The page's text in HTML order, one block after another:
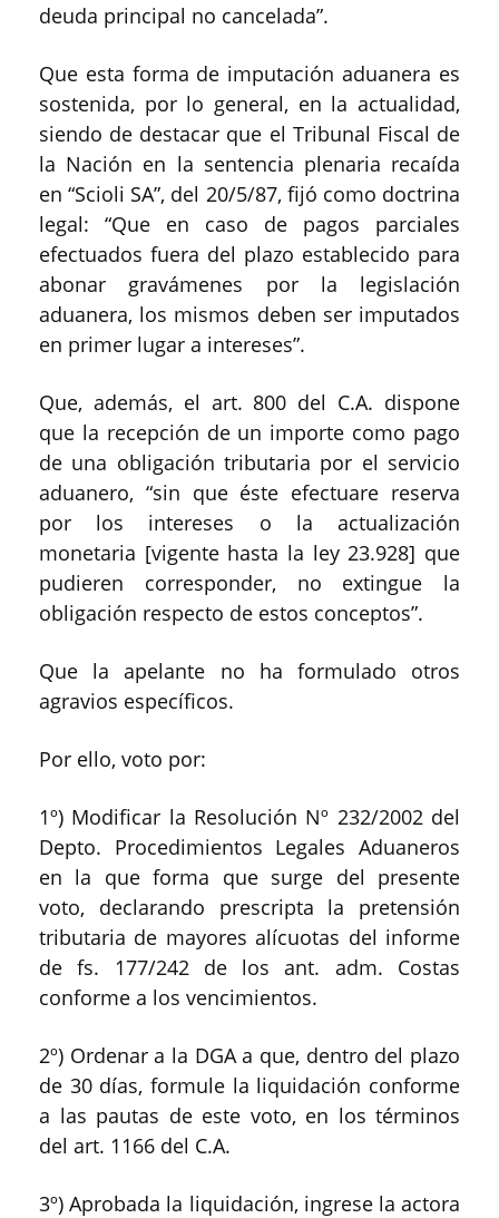
deuda principal no cancelada”.
Que esta forma de imputación aduanera es
sostenida, por lo general, en la actualidad,
siendo de destacar que el Tribunal Fiscal de
la Nación en la sentencia plenaria recaída
en “Scioli SA”, del 20/5/87, fijó como doctrina
legal: “Que en caso de pagos parciales
efectuados fuera del plazo establecido para
abonar gravámenes por la legislación
aduanera, los mismos deben ser imputados
en primer lugar a intereses”.
Que, además, el art. 800 del C.A. dispone
que la recepción de un importe como pago
de una obligación tributaria por el servicio
aduanero, “sin que éste efectuare reserva
por los intereses o la actualización
monetaria [vigente hasta la ley 23.928] que
pudieren corresponder, no extingue la
obligación respecto de estos conceptos”.
Que la apelante no ha formulado otros
agravios específicos.
Por ello, voto por:
1º) Modificar la Resolución Nº 232/2002 del
Depto. Procedimientos Legales Aduaneros
en la que forma que surge del presente
voto, declarando prescripta la pretensión
tributaria de mayores alícuotas del informe
de fs. 177/242 de los ant. adm. Costas
conforme a los vencimientos.
2º) Ordenar a la DGA a que, dentro del plazo
de 30 días, formule la liquidación conforme
a las pautas de este voto, en los términos
del art. 1166 del C.A.
3º) Aprobada la liquidación, ingrese la actora